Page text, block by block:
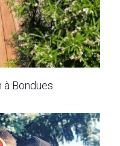
à Bondues